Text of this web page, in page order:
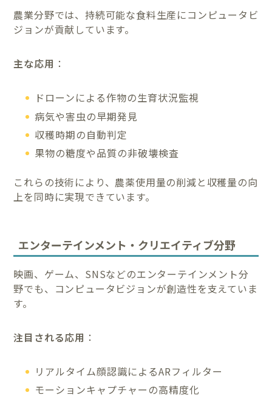
農業分野では、持続可能な食料生産にコンピュータビ
ジョンが貢献しています。
主な応用 ：
ドローンによる作物の生育状況監視
病気や害虫の早期発見
収穫時期の自動判定
果物の糖度や品質の非破壊検査
これらの技術により、農薬使用量の削減と収穫量の向
上を同時に実現できています。
エンターテインメント・クリエイティブ分野
映画、ゲーム、SNSなどのエンターテインメント分
野でも、コンピュータビジョンが創造性を支えていま
す。
注目される応用 ：
リアルタイム顔認識によるARフィルター
モーションキャプチャーの高精度化